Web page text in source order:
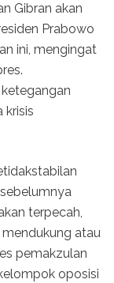
Gibran akan
Prabowo
ini, mengingat
krisis
terpecah,
atau
pemakzulan
oposisi